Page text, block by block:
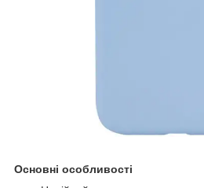
Основні особливості